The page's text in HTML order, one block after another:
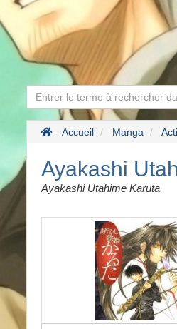
Accueil Manga
Ayakashi
Ayakashi Utahime Karuta